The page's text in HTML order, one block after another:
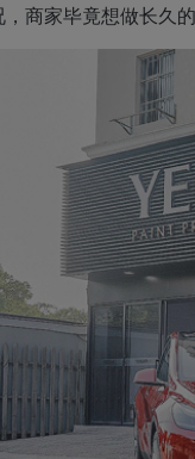
商家毕竟想做长久